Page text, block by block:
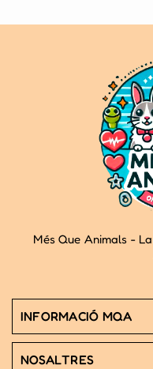
Més Que Animals -
INFORMACIÓ MQA
NOSALTRES